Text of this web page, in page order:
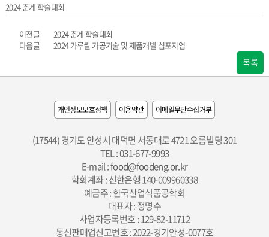
2024 춘계 학술대회
이전글
2024 춘계 학술대회
다음글
2024 가루쌀 가공기술 및 제품개발 심포지엄
목록
개인정보보호정책 이용약관 이메일무단수집거부
(17544) 경기도 안성시 대덕면 서동대로 4721 오름빌딩 301
TEL : 031-677-9993
E-mail :food@foodeng.or.kr
학회계좌 : 신한은행 140-009960338
예금주 : 한국산업식품공학회
대표자 : 정명수
사업자등록번호 : 129-82-11712
통신판매업신고번호 : 2022-경기안성-0077호